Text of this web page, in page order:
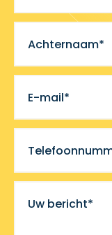
Achternaam*
E-mail*
Uw bericht*